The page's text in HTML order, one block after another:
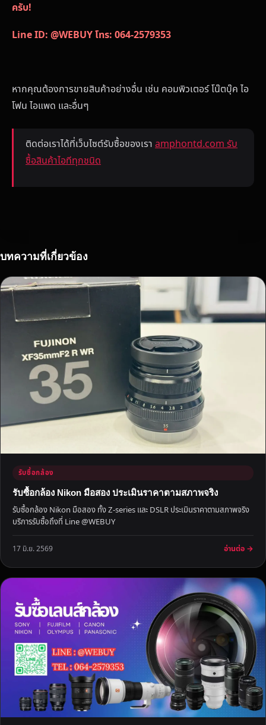
ครับ!
Line ID: @WEBUYโทร: 064-2579353
หากคุณต้องการขายสินค้าอย่างอื่น เช่น คอมพิวเตอร์ โน๊ตบุ๊ค ไอ
โฟน ไอแพด และอื่นๆ
ติดต่อเราได้ที่เว็บไซต์รับซื้อของเรา amphontd.com รับ
ซื้อสินค้าไอทีทุกชนิด
บทความที่เกี่ยวข้อง
รับซื้อกล้อง
รับซื้อกล้อง Nikon มือสอง ประเมินราคาตามสภาพจริง
รับซื้อกล้อง Nikon มือสอง ทั้ง Z-series และ DSLR ประเมินราคาตามสภาพจริง
บริการรับซื้อถึงที่ Line @WEBUY
17 มิ.ย. 2569 อ่านต่อ →